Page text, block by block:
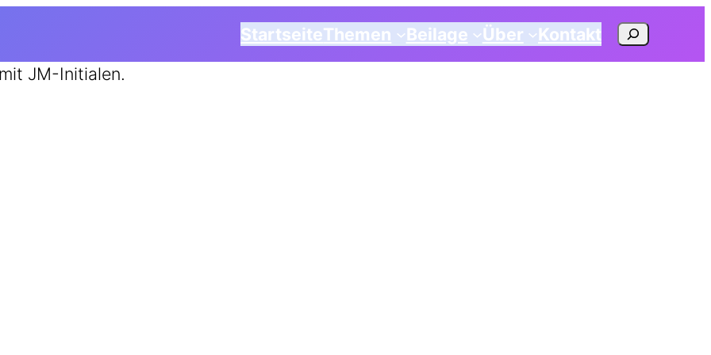
StartseiteThemen Beilage Über Kontakt Suchen